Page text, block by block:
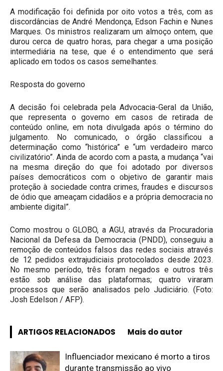
A modificação foi definida por oito votos a três, com as
discordâncias de André Mendonça, Edson Fachin e Nunes
Marques. Os ministros realizaram um almoço ontem, que
durou cerca de quatro horas, para chegar a uma posição
intermediária na tese, que é o entendimento que será
aplicado em todos os casos semelhantes.
Resposta do governo
A decisão foi celebrada pela Advocacia-Geral da União,
que representa o governo em casos de retirada de
conteúdo online, em nota divulgada após o término do
julgamento. No comunicado, o órgão classificou a
determinação como “histórica” e “um verdadeiro marco
civilizatório”. Ainda de acordo com a pasta, a mudança “vai
na mesma direção do que foi adotado por diversos
países democráticos com o objetivo de garantir mais
proteção à sociedade contra crimes, fraudes e discursos
de ódio que ameaçam cidadãos e a própria democracia no
ambiente digital”.
Como mostrou o GLOBO, a AGU, através da Procuradoria
Nacional da Defesa da Democracia (PNDD), conseguiu a
remoção de conteúdos falsos das redes sociais através
de 12 pedidos extrajudiciais protocolados desde 2023.
No mesmo período, três foram negados e outros três
estão sob análise das plataformas; quatro viraram
processos que serão analisados pelo Judiciário. (Foto:
Josh Edelson / AFP).
ARTIGOS RELACIONADOS Mais do autor
Influenciador mexicano é morto a tiros
durante transmissão ao vivo